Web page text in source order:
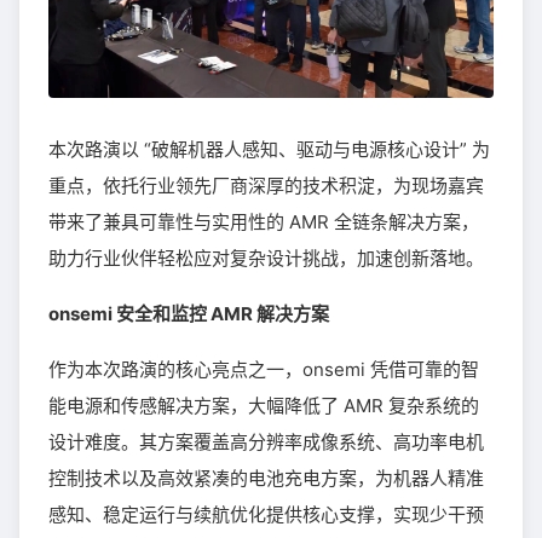
本次路演以 “破解机器人感知、驱动与电源核心设计” 为
重点，依托行业领先厂商深厚的技术积淀，为现场嘉宾
带来了兼具可靠性与实用性的 AMR 全链条解决方案，
助力行业伙伴轻松应对复杂设计挑战，加速创新落地。
onsemi 安全和监控 AMR 解决方案
作为本次路演的核心亮点之一，onsemi 凭借可靠的智
能电源和传感解决方案，大幅降低了 AMR 复杂系统的
设计难度。其方案覆盖高分辨率成像系统、高功率电机
控制技术以及高效紧凑的电池充电方案，为机器人精准
感知、稳定运行与续航优化提供核心支撑，实现少干预